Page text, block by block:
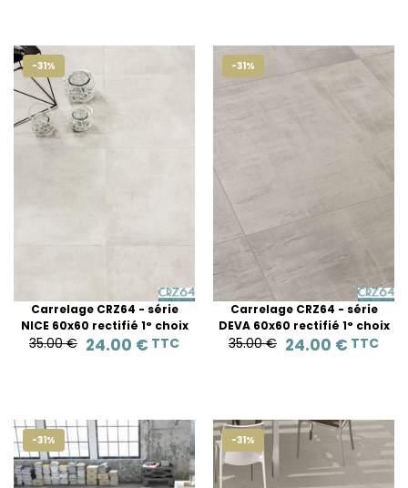
-31%
Carrelage CRZ64 - série
NICE 60x60 rectifié 1° choix
35.00 € 24.00 € TTC
-31%
Carrelage CRZ64 - série
DEVA 60x60 rectifié 1° choix
35.00 € 24.00 € TTC
-31% -31%